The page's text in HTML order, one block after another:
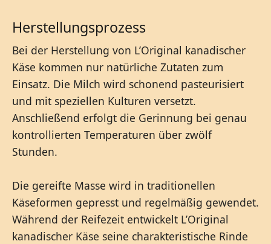
Herstellungsprozess
Bei der Herstellung von L’Original kanadischer
Käse kommen nur natürliche Zutaten zum
Einsatz. Die Milch wird schonend pasteurisiert
und mit speziellen Kulturen versetzt.
Anschließend erfolgt die Gerinnung bei genau
kontrollierten Temperaturen über zwölf
Stunden.
Die gereifte Masse wird in traditionellen
Käseformen gepresst und regelmäßig gewendet.
Während der Reifezeit entwickelt L’Original
kanadischer Käse seine charakteristische Rinde